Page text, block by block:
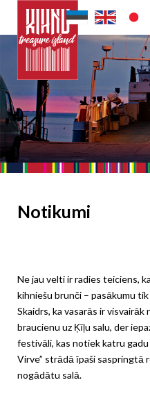
Notikumi
Ne jau velti ir radies teiciens,
kihniešu brunči – pasākumu
Skaidrs, ka vasarās ir
braucienu uz Ķīļu salu, der
festivāli, kas notiek katru
Virve” strādā īpaši saspringtā
nogādātu salā.